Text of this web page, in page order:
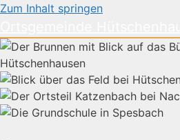
Zum Inhalt springen